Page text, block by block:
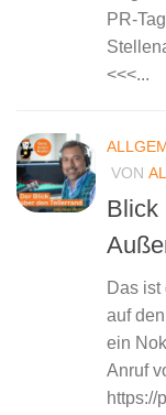
PR-
<<<...
VON
Blick
Das ist
auf
ein
Anruf
https://